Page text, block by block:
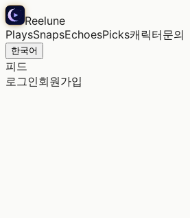
Reelune
PlaysSnapsEchoesPicks캐릭터문의
한국어
피드
로그인회원가입